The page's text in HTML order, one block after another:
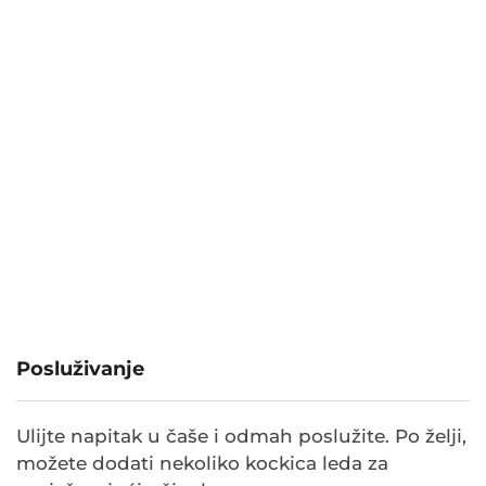
Posluživanje
Ulijte napitak u čaše i odmah poslužite. Po želji,
možete dodati nekoliko kockica leda za